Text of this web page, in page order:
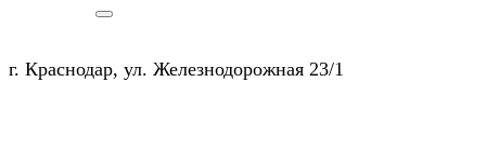
г. Краснодар, ул. Железнодорожная 23/1